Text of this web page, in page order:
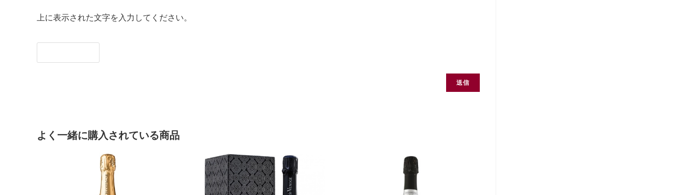
上に表示された文字を入力してください。
よく一緒に購入されている商品